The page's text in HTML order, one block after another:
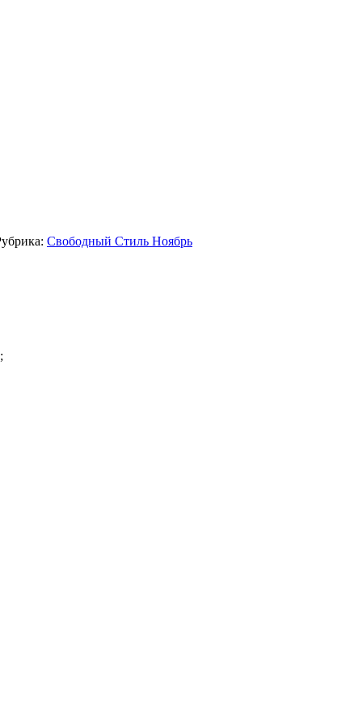
Свободный Стиль Ноябрь